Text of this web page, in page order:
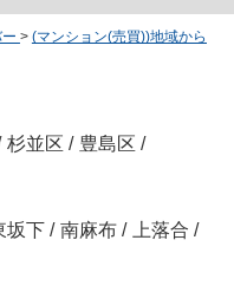
> (マンション(売買))地域から
杉並区 / 豊島区 /
坂下 / 南麻布 / 上落合 /